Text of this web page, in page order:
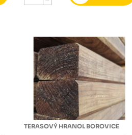
TERASOVÝ HRANOL BOROVICE